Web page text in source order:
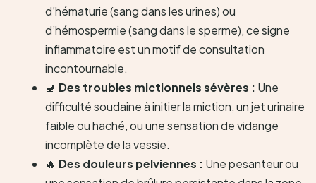
d’hématurie (sang dans les urines) ou
d’hémospermie (sang dans le sperme), ce signe
inflammatoire est un motif de consultation
incontournable.
🚽 Des troubles mictionnels sévères : Une
difficulté soudaine à initier la miction, un jet urinaire
faible ou haché, ou une sensation de vidange
incomplète de la vessie.
🔥 Des douleurs pelviennes : Une pesanteur ou